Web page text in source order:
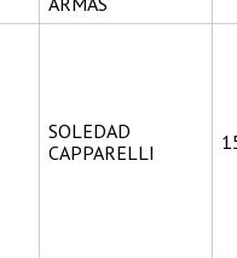
SOLEDAD
CAPPARELLI